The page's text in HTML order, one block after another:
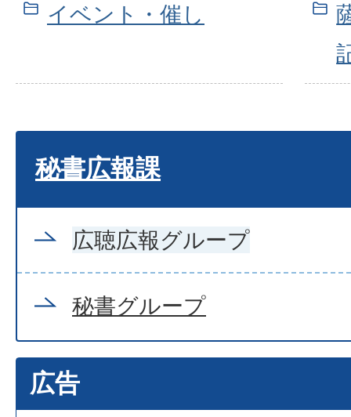
イベント・催し
秘書広報課
広聴広報グループ
秘書グループ
広告